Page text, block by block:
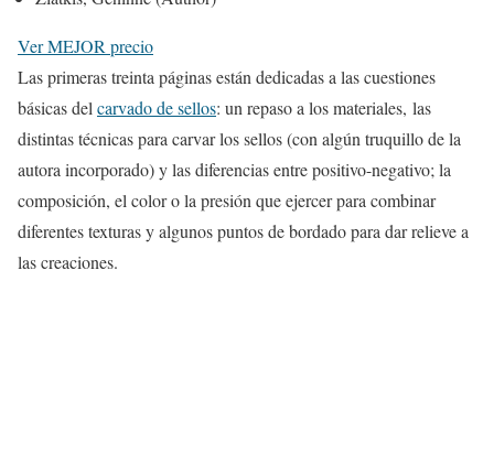
Ver MEJOR precio
Las primeras treinta páginas están dedicadas a las cuestiones
básicas delcarvado de sellos: un repaso a los materiales, las
distintas técnicas para carvar los sellos (con algún truquillo de la
autora incorporado) y las diferencias entre positivo-negativo; la
composición, el color o la presión que ejercer para combinar
diferentes texturas y algunos puntos de bordado para dar relieve a
las creaciones.